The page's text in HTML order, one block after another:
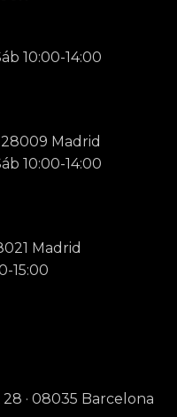
10:00-14:00
28009 Madrid
10:00-14:00
Madrid
15:00
· 08035 Barcelona